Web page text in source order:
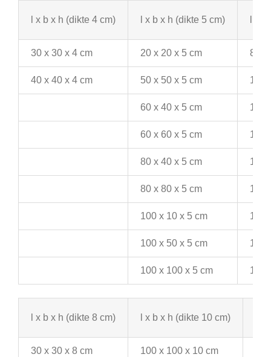
l x b x h (dikte 4 cm) l x b x h (dikte 5 cm)
30 x 30 x 4 cm 20 x 20 x 5 cm 80 x
40 x 40 x 4 cm 50 x 50 x 5 cm 100
60 x 40 x 5 cm 100
60 x 60 x 5 cm 100
80 x 40 x 5 cm 100
80 x 80 x 5 cm 100
100 x 10 x 5 cm 120
100 x 50 x 5 cm 120
100 x 100 x 5 cm 150
l x b x h (dikte 8 cm) l x b x h (dikte 10 cm)
30 x 30 x 8 cm 100 x 100 x 10 cm